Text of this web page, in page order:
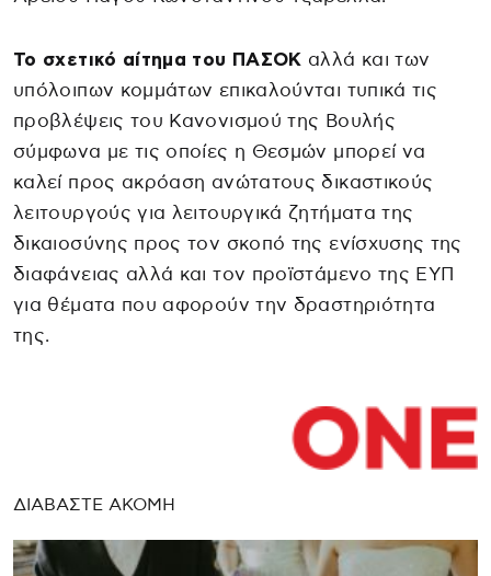
Το σχετικό αίτημα του ΠΑΣΟΚ αλλά και των
υπόλοιπων κομμάτων επικαλούνται τυπικά τις
προβλέψεις του Κανονισμού της Βουλής
σύμφωνα με τις οποίες η Θεσμών μπορεί να
καλεί προς ακρόαση ανώτατους δικαστικούς
λειτουργούς για λειτουργικά ζητήματα της
δικαιοσύνης προς τον σκοπό της ενίσχυσης της
διαφάνειας αλλά και τον προϊστάμενο της ΕΥΠ
για θέματα που αφορούν την δραστηριότητα
της.
ΔΙΑΒΑΣΤΕ ΑΚΟΜΗ